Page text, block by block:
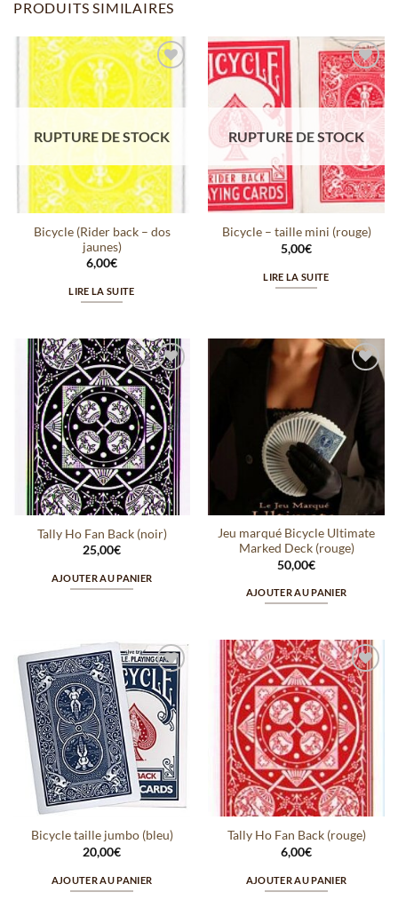
PRODUITS SIMILAIRES
Ajouter
à la
wishlist
RUPTURE DE STOCK
Bicycle (Rider back – dos
jaunes)
6,00€
LIRE LA SUITE
Ajouter
à la
wishlist
RUPTURE DE STOCK
Bicycle – taille mini (rouge)
5,00€
LIRE LA SUITE
Ajouter
à la
wishlist
Tally Ho Fan Back (noir)
25,00€
AJOUTER AU PANIER
wishlist
Jeu marqué Bicycle Ultimate
Marked Deck (rouge)
50,00€
AJOUTER AU PANIER
Ajouter
à la
wishlist
Bicycle taille jumbo (bleu)
20,00€
AJOUTER AU PANIER
Ajouter
à la
wishlist
Tally Ho Fan Back (rouge)
6,00€
AJOUTER AU PANIER